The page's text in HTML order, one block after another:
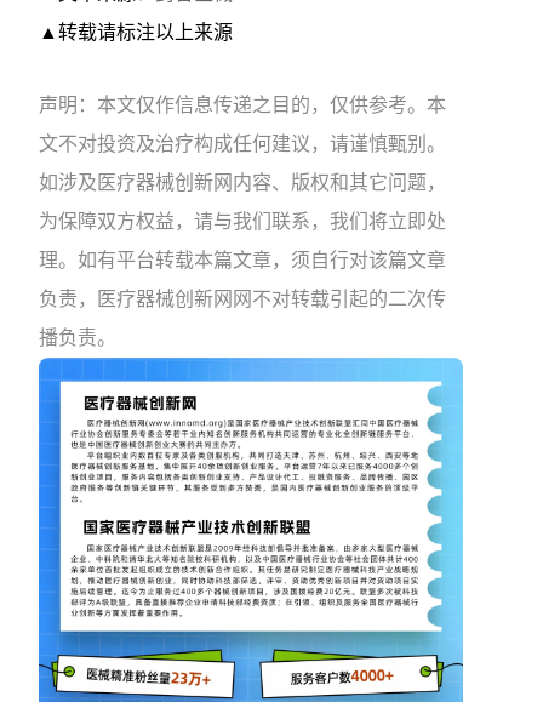
▲转载请标注以上来源
声明：本文仅作信息传递之目的，仅供参考。本
文不对投资及治疗构成任何建议，请谨慎甄别。
如涉及医疗器械创新网内容、版权和其它问题，
为保障双方权益，请与我们联系，我们将立即处
理。如有平台转载本篇文章，须自行对该篇文章
负责，医疗器械创新网网不对转载引起的二次传
播负责。